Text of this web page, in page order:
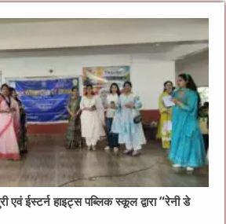
एवं ईस्टर्न हाइट्स पब्लिक स्कूल द्वारा “रेनी डे